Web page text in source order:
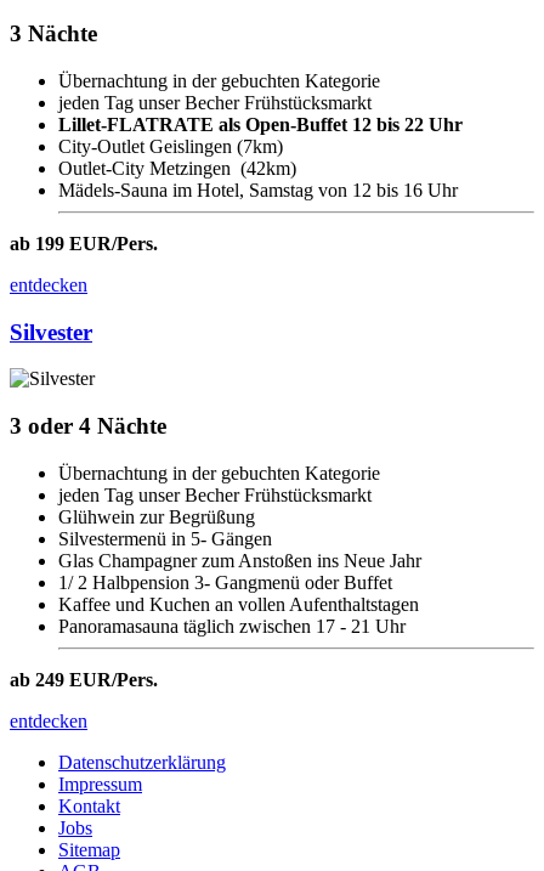
3 Nächte
Übernachtung in der gebuchten Kategorie
jeden Tag unser Becher Frühstücksmarkt
Lillet-FLATRATE als Open-Buffet 12 bis 22 Uhr
City-Outlet Geislingen (7km)
Outlet-City Metzingen (42km)
Mädels-Sauna im Hotel, Samstag von 12 bis 16 Uhr
ab 199 EUR/Pers.
entdecken
Silvester
3 oder 4 Nächte
Übernachtung in der gebuchten Kategorie
jeden Tag unser Becher Frühstücksmarkt
Glühwein zur Begrüßung
Silvestermenü in 5- Gängen
Glas Champagner zum Anstoßen ins Neue Jahr
1/ 2 Halbpension 3- Gangmenü oder Buffet
Kaffee und Kuchen an vollen Aufenthaltstagen
Panoramasauna täglich zwischen 17 - 21 Uhr
ab 249 EUR/Pers.
entdecken
Datenschutzerklärung
Impressum
Kontakt
Jobs
Sitemap